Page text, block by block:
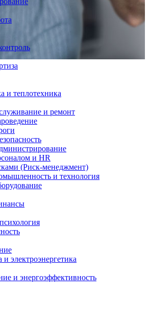
и теплотехника
и ремонт
и HR
(Риск-менеджмент)
и технология
электроэнергетика
и энергоэффективность